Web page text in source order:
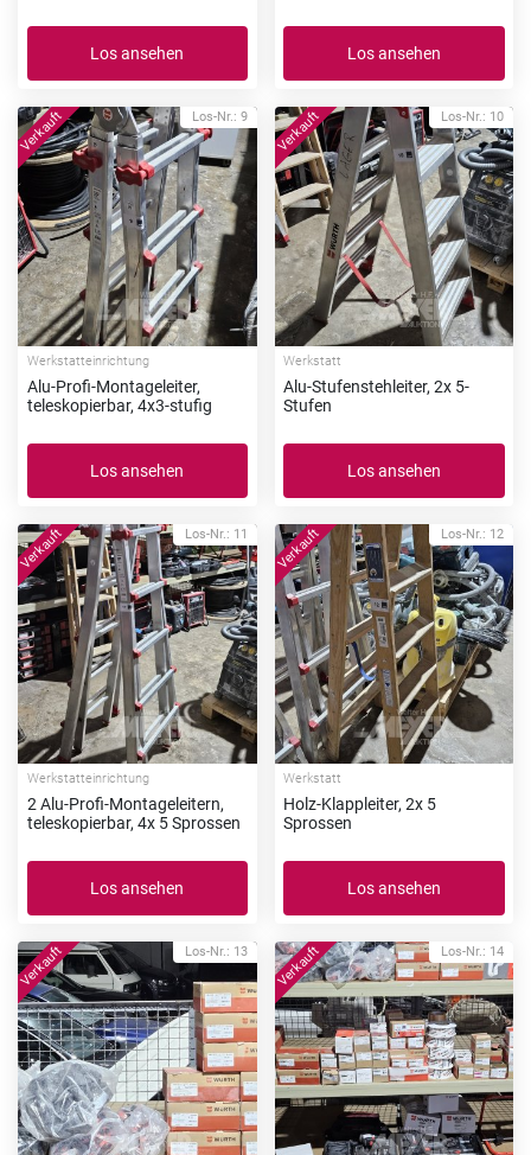
Los ansehen Los ansehen
Los-Nr.: 9
Werkstatteinrichtung
Alu-Profi-Montageleiter,
teleskopierbar, 4x3-stufig
Los ansehen
Los-Nr.: 10
Werkstatt
Alu-Stufenstehleiter, 2x 5-
Stufen
Los ansehen
Los-Nr.: 11
Werkstatteinrichtung
2 Alu-Profi-Montageleitern,
teleskopierbar, 4x 5 Sprossen
Los ansehen
Los-Nr.: 12
Werkstatt
Holz-Klappleiter, 2x 5
Sprossen
Los ansehen
Los-Nr.: 13 Los-Nr.: 14